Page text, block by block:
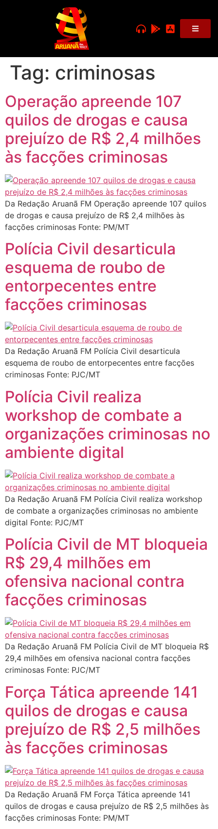
Tag: criminosas
Operação apreende 107
quilos de drogas e causa
prejuízo de R$ 2,4 milhões
às facções criminosas
Da Redação Aruanã FM Operação apreende 107 quilos
de drogas e causa prejuízo de R$ 2,4 milhões às
facções criminosas Fonte: PM/MT
Polícia Civil desarticula
esquema de roubo de
entorpecentes entre
facções criminosas
Da Redação Aruanã FM Polícia Civil desarticula
esquema de roubo de entorpecentes entre facções
criminosas Fonte: PJC/MT
Polícia Civil realiza
workshop de combate a
organizações criminosas no
ambiente digital
Da Redação Aruanã FM Polícia Civil realiza workshop
de combate a organizações criminosas no ambiente
digital Fonte: PJC/MT
Polícia Civil de MT bloqueia
R$ 29,4 milhões em
ofensiva nacional contra
facções criminosas
Da Redação Aruanã FM Polícia Civil de MT bloqueia R$
29,4 milhões em ofensiva nacional contra facções
criminosas Fonte: PJC/MT
Força Tática apreende 141
quilos de drogas e causa
prejuízo de R$ 2,5 milhões
às facções criminosas
Da Redação Aruanã FM Força Tática apreende 141
quilos de drogas e causa prejuízo de R$ 2,5 milhões às
facções criminosas Fonte: PM/MT